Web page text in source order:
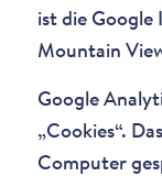
ist die
Mountain
Google
„Cookies“.
Computer